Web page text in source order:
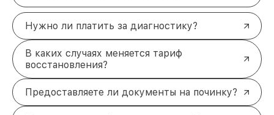
Нужно ли платить за диагностику?
В каких случаях меняется тариф
восстановления?
Предоставляете ли документы на починку?